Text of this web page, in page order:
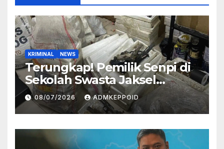
KRIMINAL NEWS
Terungkap! Pemilik Senpi di
Sekolah Swasta Jaksel
Ternyata Direktur
Perusahaan Airsoft Gun
Impor
08/07/2026 ADMKEPPOID